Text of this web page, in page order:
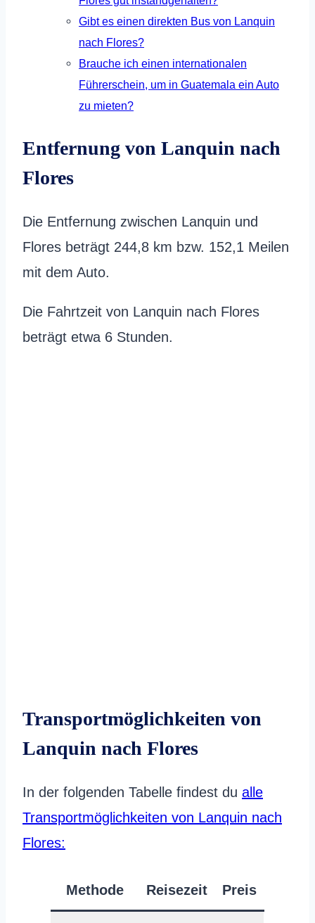
Gibt es einen direkten Bus von Lanquin
nach Flores?
Brauche ich einen internationalen
Führerschein, um in Guatemala ein Auto
zu mieten?
Entfernung von Lanquin nach
Flores
Die Entfernung zwischen Lanquin und
Flores beträgt 244,8 km bzw. 152,1 Meilen
mit dem Auto.
Die Fahrtzeit von Lanquin nach Flores
beträgt etwa 6 Stunden.
Transportmöglichkeiten von
Lanquin nach Flores
In der folgenden Tabelle findest du alle
Transportmöglichkeiten von Lanquin nach
Flores:
Methode Reisezeit Preis